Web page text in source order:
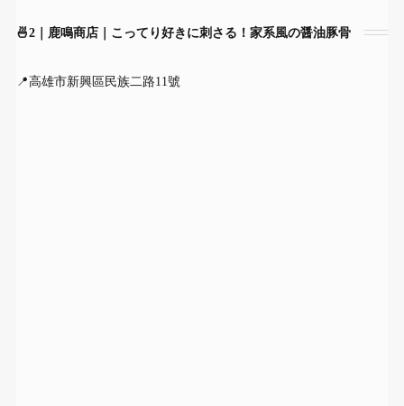
🍜2｜鹿鳴商店｜こってり好きに刺さる！家系風の醤油豚骨
📍高雄市新興區民族二路11號